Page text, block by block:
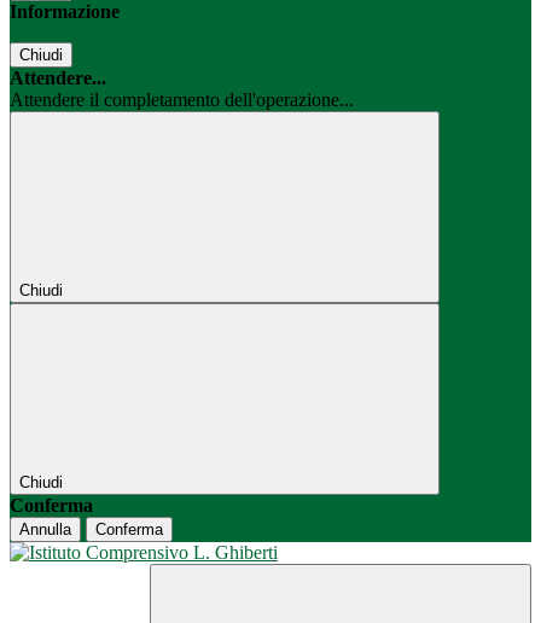
Informazione
Chiudi
Attendere...
Attendere il completamento dell'operazione...
Chiudi
Chiudi
Conferma
Annulla Conferma